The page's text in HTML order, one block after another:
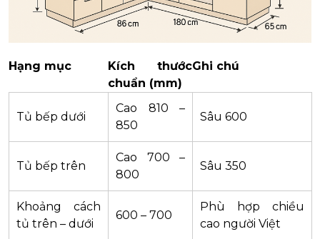
Hạng mục
Kích thước
chuẩn (mm)
Ghi chú
Tủ bếp dưới
Cao 810 –
850
Sâu 600
Tủ bếp trên
Cao 700 –
800
Sâu 350
Khoảng cách
tủ trên – dưới
600 – 700
Phù hợp chiều
cao người Việt